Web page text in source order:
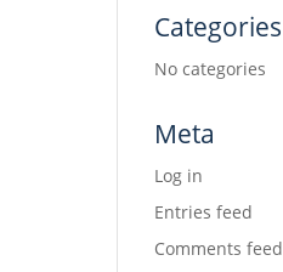
Categories
No categories
Meta
Log in
Entries feed
Comments feed